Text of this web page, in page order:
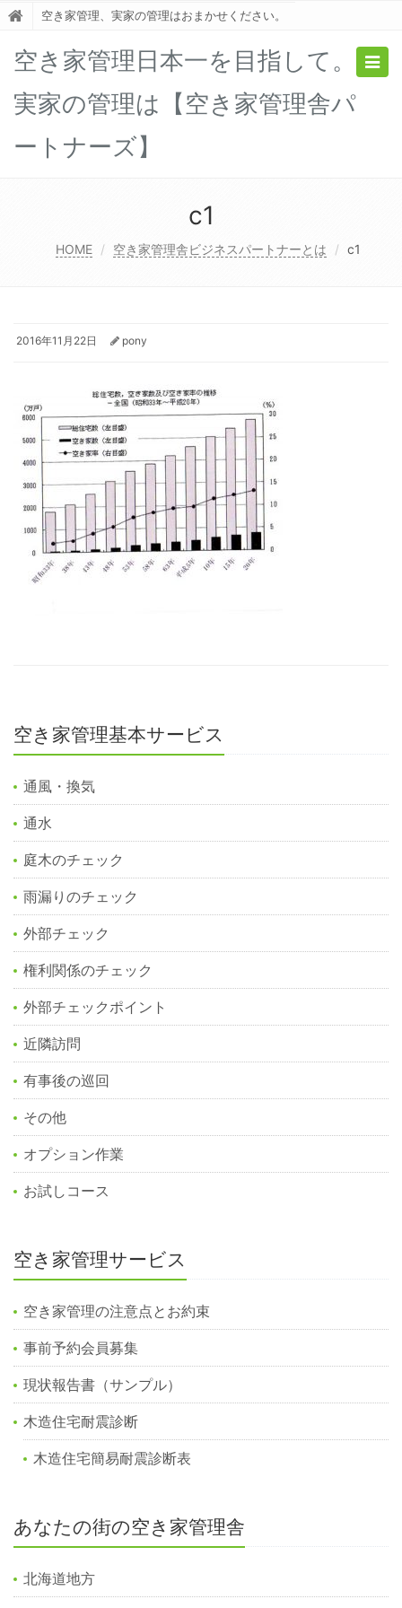
空き家管理、実家の管理はおまかせください。
空き家管理日本一を目指して。
実家の管理は【空き家管理舎パ
ートナーズ】
c1
HOME 空き家管理舎ビジネスパートナーとは c1
2016年11月22日 pony
空き家管理基本サービス
通風・換気
通水
庭木のチェック
雨漏りのチェック
外部チェック
権利関係のチェック
外部チェックポイント
近隣訪問
有事後の巡回
その他
オプション作業
お試しコース
空き家管理サービス
空き家管理の注意点とお約束
事前予約会員募集
現状報告書（サンプル）
木造住宅耐震診断
木造住宅簡易耐震診断表
あなたの街の空き家管理舎
北海道地方